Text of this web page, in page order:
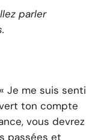
parler
Je me suis senti
ton compte
vous devrez
passées et